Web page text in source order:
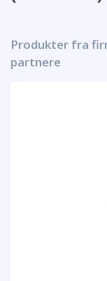
Produkter fra
partnere